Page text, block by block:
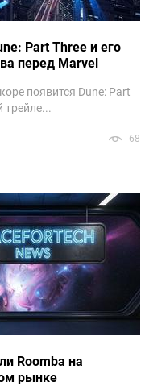
Part Three и его
перед Marvel
появится Dune: Part
трейле...
68
Roomba на
рынке